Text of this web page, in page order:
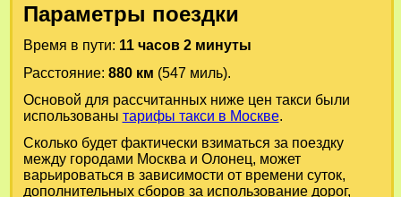
Параметры поездки
Время в пути: 11 часов 2 минуты
Расстояние: 880 км (547 миль).
Основой для рассчитанных ниже цен такси были
использованы тарифы такси в Москве.
Сколько будет фактически взиматься за поездку
между городами Москваи Олонец, может
варьироваться в зависимости от времени суток,
дополнительных сборов за использование дорог,